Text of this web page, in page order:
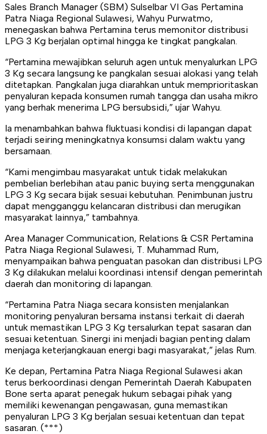
Sales Branch Manager (SBM) Sulselbar VI Gas Pertamina
Patra Niaga Regional Sulawesi, Wahyu Purwatmo,
menegaskan bahwa Pertamina terus memonitor distribusi
LPG 3 Kg berjalan optimal hingga ke tingkat pangkalan.
“Pertamina mewajibkan seluruh agen untuk menyalurkan LPG
3 Kg secara langsung ke pangkalan sesuai alokasi yang telah
ditetapkan. Pangkalan juga diarahkan untuk memprioritaskan
penyaluran kepada konsumen rumah tangga dan usaha mikro
yang berhak menerima LPG bersubsidi,” ujar Wahyu.
Ia menambahkan bahwa fluktuasi kondisi di lapangan dapat
terjadi seiring meningkatnya konsumsi dalam waktu yang
bersamaan.
“Kami mengimbau masyarakat untuk tidak melakukan
pembelian berlebihan atau panic buying serta menggunakan
LPG 3 Kg secara bijak sesuai kebutuhan. Penimbunan justru
dapat mengganggu kelancaran distribusi dan merugikan
masyarakat lainnya,” tambahnya.
Area Manager Communication, Relations & CSR Pertamina
Patra Niaga Regional Sulawesi, T. Muhammad Rum,
menyampaikan bahwa penguatan pasokan dan distribusi LPG
3 Kg dilakukan melalui koordinasi intensif dengan pemerintah
daerah dan monitoring di lapangan.
“Pertamina Patra Niaga secara konsisten menjalankan
monitoring penyaluran bersama instansi terkait di daerah
untuk memastikan LPG 3 Kg tersalurkan tepat sasaran dan
sesuai ketentuan. Sinergi ini menjadi bagian penting dalam
menjaga keterjangkauan energi bagi masyarakat,” jelas Rum.
Ke depan, Pertamina Patra Niaga Regional Sulawesi akan
terus berkoordinasi dengan Pemerintah Daerah Kabupaten
Bone serta aparat penegak hukum sebagai pihak yang
memiliki kewenangan pengawasan, guna memastikan
penyaluran LPG 3 Kg berjalan sesuai ketentuan dan tepat
sasaran. (***)